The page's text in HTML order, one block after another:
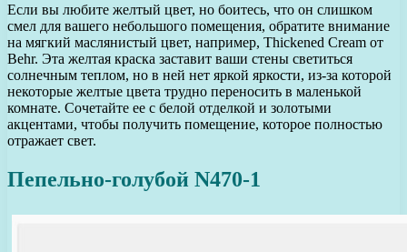
Если вы любите желтый цвет, но боитесь, что он слишком
смел для вашего небольшого помещения, обратите внимание
на мягкий маслянистый цвет, например, Thickened Cream от
Behr. Эта желтая краска заставит ваши стены светиться
солнечным теплом, но в ней нет яркой яркости, из-за которой
некоторые желтые цвета трудно переносить в маленькой
комнате. Сочетайте ее с белой отделкой и золотыми
акцентами, чтобы получить помещение, которое полностью
отражает свет.
Пепельно-голубой N470-1